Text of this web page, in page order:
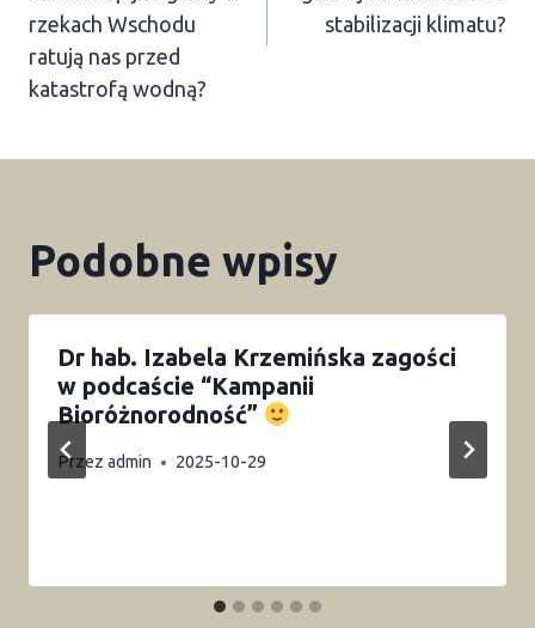
rzekach Wschodu
ratują nas przed
katastrofą wodną?
stabilizacji klimatu?
Podobne wpisy
Dr hab. Izabela Krzemińska zagości
w podcaście “Kampanii
Bioróżnorodność”
Przez admin 2025-10-29